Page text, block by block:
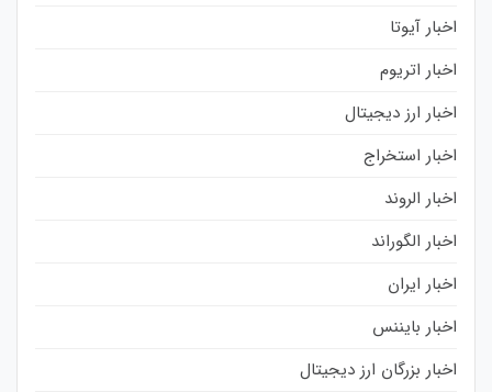
اخبار آیوتا
اخبار اتریوم
اخبار ارز دیجیتال
اخبار استخراج
اخبار الروند
اخبار الگوراند
اخبار ایران
اخبار بایننس
اخبار بزرگان ارز دیجیتال